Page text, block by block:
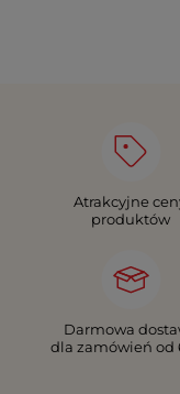
Atrakcyjne
produktów
Darmowa
dla zamówień od